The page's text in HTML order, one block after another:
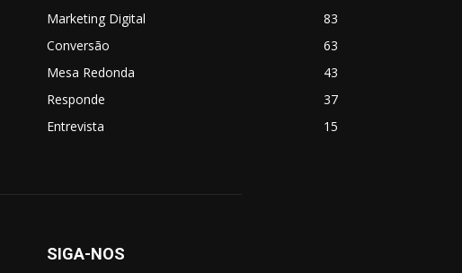
Marketing Digital
83
Conversão
63
Mesa Redonda
43
Responde
37
Entrevista
15
SIGA-NOS